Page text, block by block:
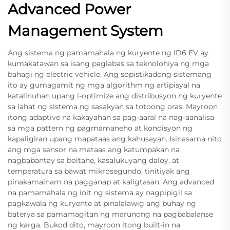
Advanced Power
Management System
Ang sistema ng pamamahala ng kuryente ng ID6 EV ay
kumakatawan sa isang paglabas sa teknolohiya ng mga
bahagi ng electric vehicle. Ang sopistikadong sistemang
ito ay gumagamit ng mga algorithm ng artipisyal na
katalinuhan upang i-optimize ang distribusyon ng kuryente
sa lahat ng sistema ng sasakyan sa totoong oras. Mayroon
itong adaptive na kakayahan sa pag-aaral na nag-aanalisa
sa mga pattern ng pagmamaneho at kondisyon ng
kapaligiran upang mapataas ang kahusayan. Isinasama nito
ang mga sensor na mataas ang katumpakan na
nagbabantay sa boltahe, kasalukuyang daloy, at
temperatura sa bawat mikrosegundo, tinitiyak ang
pinakamainam na pagganap at kaligtasan. Ang advanced
na pamamahala ng init ng sistema ay nagpipigil sa
pagkawala ng kuryente at pinalalawig ang buhay ng
baterya sa pamamagitan ng marunong na pagbabalanse
ng karga. Bukod dito, mayroon itong built-in na